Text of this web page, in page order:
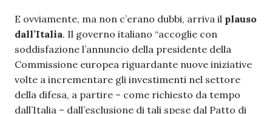
E ovviamente, ma non c’erano dubbi, arriva il plauso
dall’Italia. Il governo italiano “accoglie con
soddisfazione l’annuncio della presidente della
Commissione europea riguardante nuove iniziative
volte a incrementare gli investimenti nel settore
della difesa, a partire – come richiesto da tempo
dall’Italia – dall’esclusione di tali spese dal Patto di